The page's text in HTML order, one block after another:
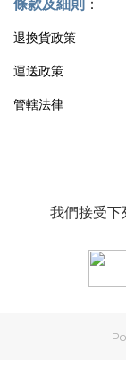
條款及細則 ：
退換貨政策
運送政策
管轄法律
我們接受下